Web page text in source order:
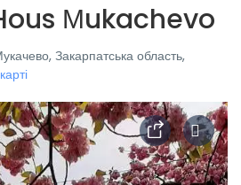
Мukachevo
Закарпатська область,